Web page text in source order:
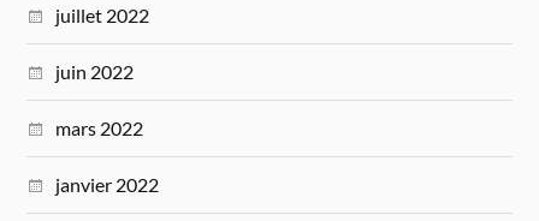
juillet 2022
juin 2022
mars 2022
janvier 2022